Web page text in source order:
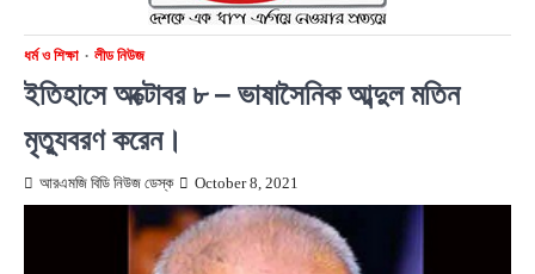
ধর্ম ও শিক্ষা লীড নিউজ
ইতিহাসে অক্টোবর ৮ – ভাষাসৈনিক আব্দুল মতিন
মৃত্যুবরণ করেন।
আরএমজি বিডি নিউজ ডেস্ক October 8, 2021